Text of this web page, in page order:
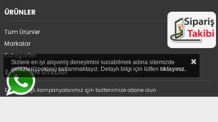
ÜRÜNLER
Tüm Ürünler
Markalar
Kategoriler
E-BÜLTEN ÜYELİĞİ
En avantajlı kampanyalarımız için bültenimize abone olun.
Sizlere en iyi alışveriş deneyimini sunabilmek adına sitemizde
çerezler(cookies) kullanmaktayız. Detaylı bilgi için lütfen tıklayınız. ×